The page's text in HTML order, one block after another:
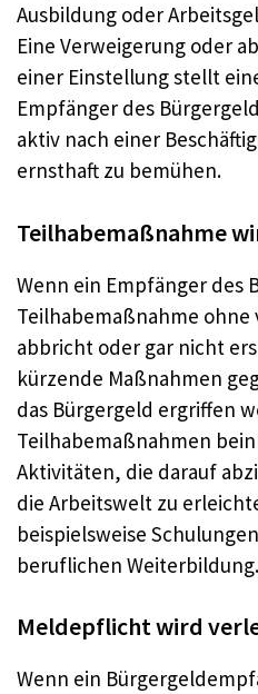
Ausbildung oder
Eine Verweigerung oder
einer Einstellung stellt
Empfänger des
aktiv nach einer
ernsthaft zu bemühen.
Teilhabemaßnahme
Wenn ein Empfänger des
Teilhabemaßnahme ohne
abbricht oder gar nicht
kürzende Maßnahmen
das Bürgergeld ergriffen
Teilhabemaßnahmen
Aktivitäten, die darauf
die Arbeitswelt zu
beispielsweise
beruflichen Weiterbildung.
Meldepflicht wird
Wenn ein